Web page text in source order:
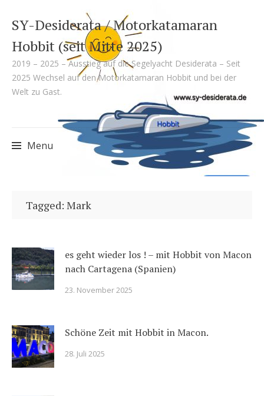
SY-Desiderata / Motorkatamaran
Hobbit (seit Mitte 2025)
2019 – 2025 – Ausstieg auf die Segelyacht Desiderata – Seit
2025 Wechsel auf den Motorkatamaran Hobbit und bei der
Welt zu Gast.
Menu
to
Tagged: Mark
es geht wieder los ! – mit Hobbit von Macon
nach Cartagena (Spanien)
23. November 2025
Schöne Zeit mit Hobbit in Macon.
28. Juli 2025